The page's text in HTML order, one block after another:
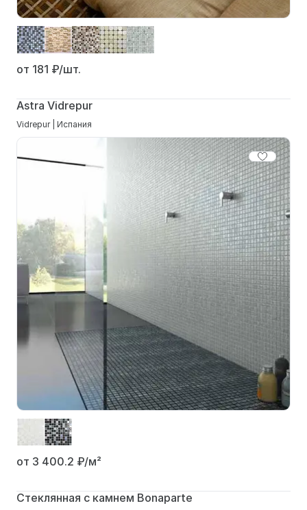
от 181 ₽/шт.
Astra Vidrepur
Vidrepur | Испания
от 3 400.2 ₽/м²
Стеклянная с камнем Bonaparte